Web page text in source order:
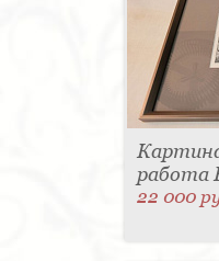
работа
22 000